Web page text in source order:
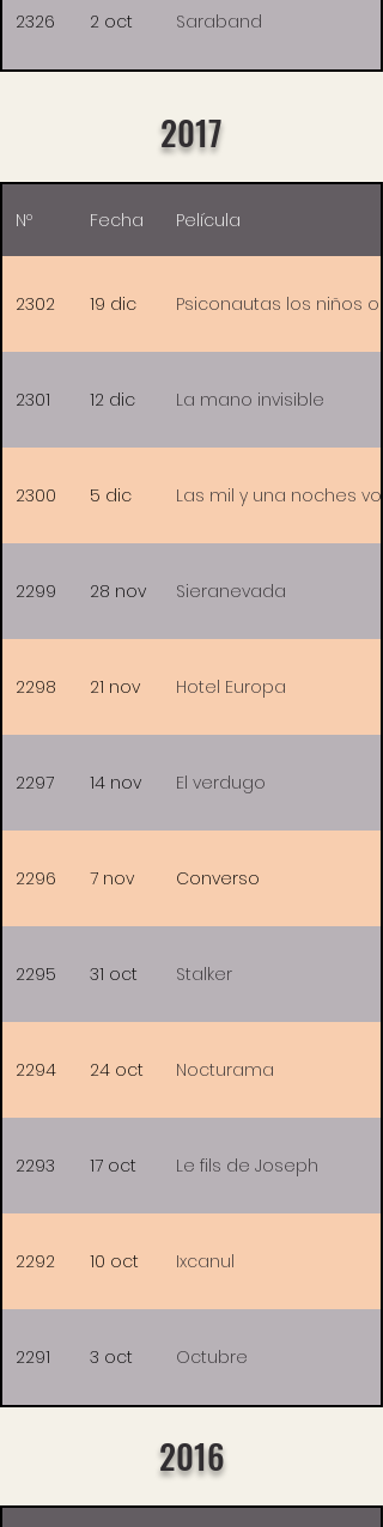
2326 2 oct Saraband
2017
Nº Fecha Película
2302 19 dic Psiconautas los niños
2301 12 dic La mano invisible
2300 5 dic Las mil y una noches
2299 28 nov Sieranevada
2298 21 nov Hotel Europa
2297 14 nov El verdugo
2296 7 nov Converso
2295 31 oct Stalker
2294 24 oct Nocturama
2293 17 oct Le fils de Joseph
2292 10 oct Ixcanul
2291 3 oct Octubre
2016